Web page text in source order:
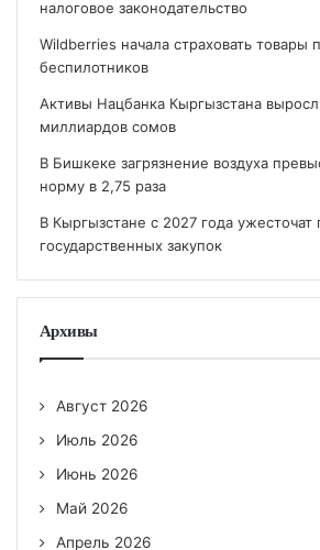
налоговое законодательство
Wildberries начала страховать товары
беспилотников
Активы Нацбанка Кыргызстана
миллиардов сомов
В Бишкеке загрязнение воздуха
норму в 2,75 раза
В Кыргызстане с 2027 года ужесточат
государственных закупок
Архивы
Август 2026
Июль 2026
Июнь 2026
Май 2026
Апрель 2026